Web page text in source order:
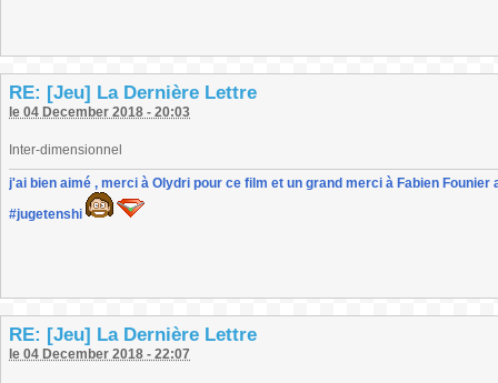
RE: [Jeu] La Dernière Lettre
le 04 December 2018 - 20:03
Inter-dimensionnel
j'ai bien aimé , merci à Olydri pour ce film et un grand merci à Fabien
#jugetenshi
RE: [Jeu] La Dernière Lettre
le 04 December 2018 - 22:07